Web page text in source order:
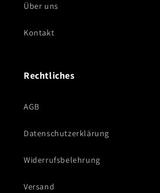
Über uns
Kontakt
Rechtliches
AGB
Datenschutzerklärung
Widerrufsbelehrung
Versand